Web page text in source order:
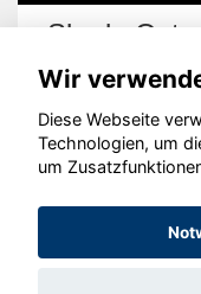
Skoda
©
Wir
Diese Webseite
Technologien, um
um